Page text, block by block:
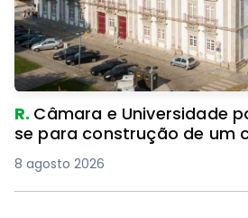
R. Câmara e Universidade
se para construção de um
8 agosto 2026